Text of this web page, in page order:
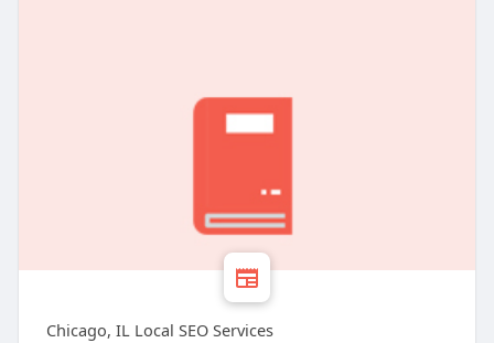
Chicago, IL Local SEO Services